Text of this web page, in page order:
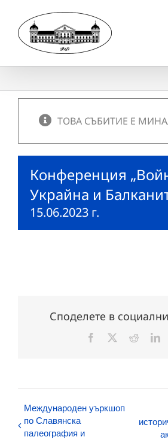
content
ТОВА СЪБИТИЕ Е
Конференция
Украйна и
15.06.2023 г.
Споделете в
Facebook Reddit
Международен уъркшоп
по Славянска
палеография и